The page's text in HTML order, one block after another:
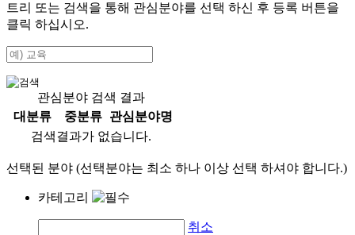
트리 또는 검색을 통해 관심분야를 선택 하신 후 등록 버튼을
클릭 하십시오.
관심분야 검색 결과
대분류
중분류
관심분야명
검색결과가 없습니다.
선택된 분야 (선택분야는 최소 하나 이상 선택 하셔야 합니다.)
카테고리
취소